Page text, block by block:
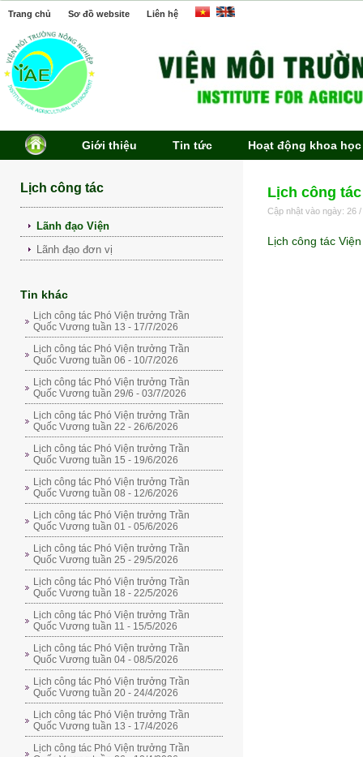
Trang chủ Sơ đồ website Liên hệ
Giới thiệu Tin tức Hoạt động khoa học
Lịch công tác
Lãnh đạo Viện
Lãnh đạo đơn vị
Tin khác
Lịch công tác Phó Viện trưởng Trần
Quốc Vương tuần 13 - 17/7/2026
Lịch công tác Phó Viện trưởng Trần
Quốc Vương tuần 06 - 10/7/2026
Lịch công tác Phó Viện trưởng Trần
Quốc Vương tuần 29/6 - 03/7/2026
Lịch công tác Phó Viện trưởng Trần
Quốc Vương tuần 22 - 26/6/2026
Lịch công tác Phó Viện trưởng Trần
Quốc Vương tuần 15 - 19/6/2026
Lịch công tác Phó Viện trưởng Trần
Quốc Vương tuần 08 - 12/6/2026
Lịch công tác Phó Viện trưởng Trần
Quốc Vương tuần 01 - 05/6/2026
Lịch công tác Phó Viện trưởng Trần
Quốc Vương tuần 25 - 29/5/2026
Lịch công tác Phó Viện trưởng Trần
Quốc Vương tuần 18 - 22/5/2026
Lịch công tác Phó Viện trưởng Trần
Quốc Vương tuần 11 - 15/5/2026
Lịch công tác Phó Viện trưởng Trần
Quốc Vương tuần 04 - 08/5/2026
Lịch công tác Phó Viện trưởng Trần
Quốc Vương tuần 20 - 24/4/2026
Lịch công tác Phó Viện trưởng Trần
Quốc Vương tuần 13 - 17/4/2026
Lịch công tác Phó Viện trưởng Trần
Lịch công
Cập nhật vào ngày: 26
Lịch công tác